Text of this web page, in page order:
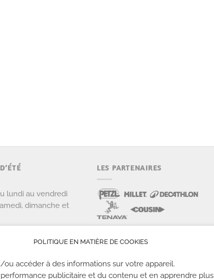
lundi au vendredi
dimanche et
LES PARTENAIRES
POLITIQUE EN MATIÈRE DE COOKIES
accéder à des informations sur votre appareil.
publicitaire et du contenu et en apprendre plus